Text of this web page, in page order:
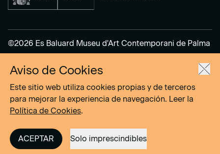
©2026 Es Baluard Museu d'Art Contemporani de Palma
Aviso Legal
Política de Privacidad
Política de cookies
Site byDOMO–A
Aviso de Cookies
Este sitio web utiliza cookies propias y de terceros
para mejorar la experiencia de navegación. Leer la
Política de Cookies.
ACEPTAR Solo imprescindibles